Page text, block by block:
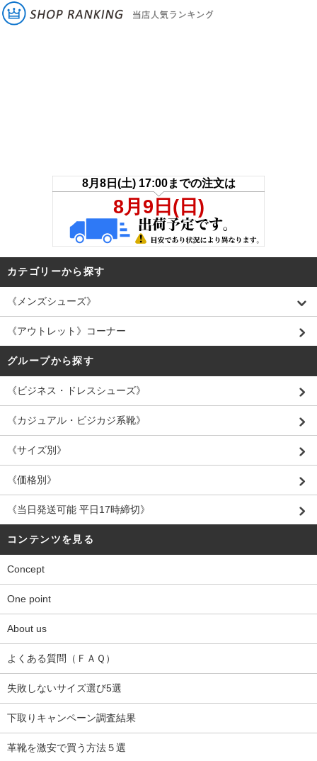
カテゴリーから探す
《メンズシューズ》
《アウトレット》コーナー
グループから探す
《ビジネス・ドレスシューズ》
《カジュアル・ビジカジ系靴》
《サイズ別》
《価格別》
《当日発送可能 平日17時締切》
コンテンツを見る
Concept
One point
About us
よくある質問（ＦＡＱ）
失敗しないサイズ選び5選
下取りキャンペーン調査結果
革靴を激安で買う方法５選